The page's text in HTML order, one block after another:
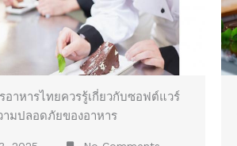
อาหารไทยควรรู้เกี่ยวกับซอฟต์แวร์
มปลอดภัยของอาหาร